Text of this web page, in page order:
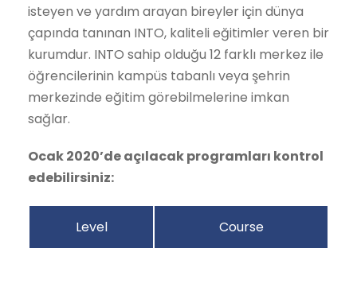
isteyen ve yardım arayan bireyler için dünya
çapında tanınan INTO, kaliteli eğitimler veren bir
kurumdur. INTO sahip olduğu 12 farklı merkez ile
öğrencilerinin kampüs tabanlı veya şehrin
merkezinde eğitim görebilmelerine imkan
sağlar.
Ocak 2020’de açılacak programları kontrol
edebilirsiniz:
Level Course